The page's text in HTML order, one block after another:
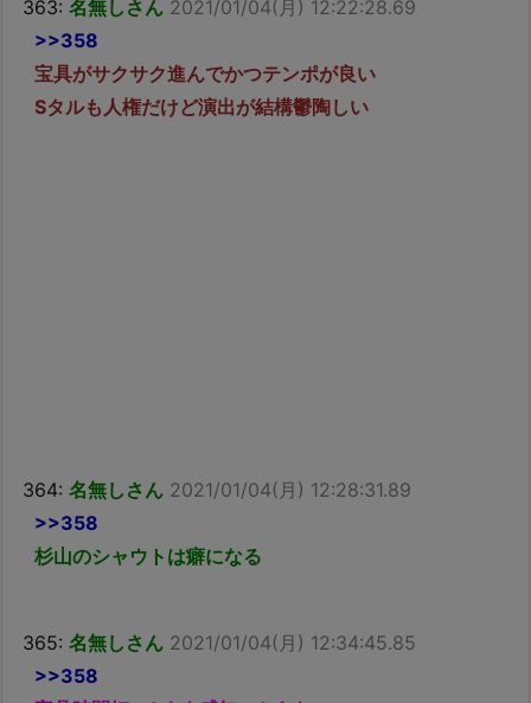
363: 名無しさん 2021/01/04(月) 12:22:28.69
>>358
宝具がサクサク進んでかつテンポが良い
Sタルも人権だけど演出が結構鬱陶しい
364: 名無しさん 2021/01/04(月) 12:28:31.89
>>358
杉山のシャウトは癖になる
365: 名無しさん 2021/01/04(月) 12:34:45.85
>>358